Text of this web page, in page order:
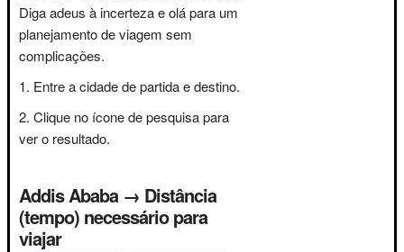
Diga adeus à incerteza e olá para um
planejamento de viagem sem
complicações.
Entre a cidade de partida e destino.
Clique no ícone de pesquisa para
ver o resultado.
Addis Ababa → Distância
(tempo) necessário para
viajar